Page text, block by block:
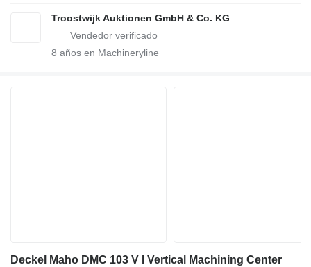
Troostwijk Auktionen GmbH & Co. KG
8 años en Machineryline
Deckel Maho DMC 103 V I Vertical Machining Center